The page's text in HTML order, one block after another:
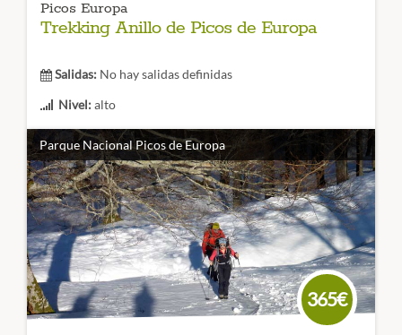
Picos Europa
Trekking Anillo de Picos de Europa
Salidas: No hay salidas definidas
Nivel:alto
Duración: 7 Etapas
Espectaculartrekking en el corazón de los Picos de
Europaque durante 7 días nos lleva a visitar los macizos
central y occidental. Reserva ya tu Trekking Anillo de
Picos de Europa.
CÓDIGO VIAJE: 012TES
Parque Nacional Picos de Europa
365€